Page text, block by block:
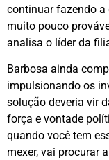
continuar fazendo a
muito pouco
analisa o líder da
Barbosa ainda
impulsionando os
solução deveria vir
força e vontade
quando você tem
mexer, vai procurar